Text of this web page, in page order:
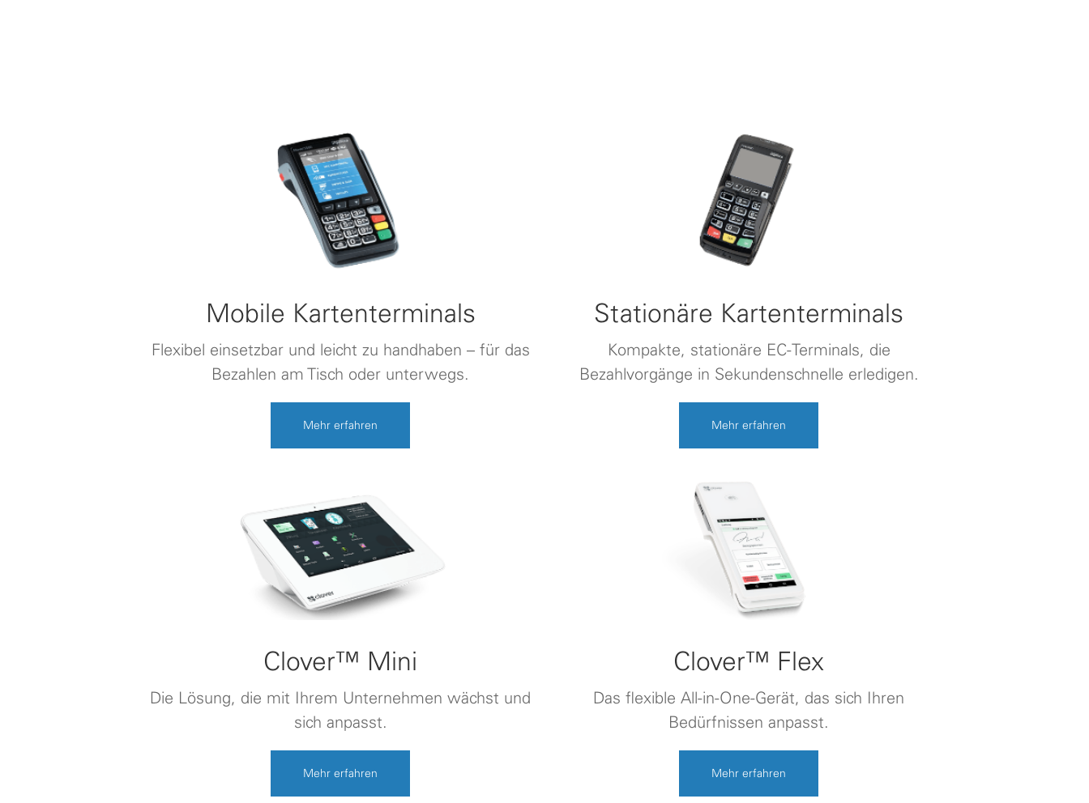
Mobile Kartenterminals
Flexibel einsetzbar und leicht zu handhaben – für das
Bezahlen am Tisch oder unterwegs.
Mehr erfahren
Stationäre Kartenterminals
Kompakte, stationäre EC-Terminals, die
Bezahlvorgänge in Sekundenschnelle erledigen.
Mehr erfahren
Clover™ Mini
Die Lösung, die mit Ihrem Unternehmen wächst und
sich anpasst.
Mehr erfahren
Clover™ Flex
Das flexible All-in-One-Gerät, das sich Ihren
Bedürfnissen anpasst.
Mehr erfahren